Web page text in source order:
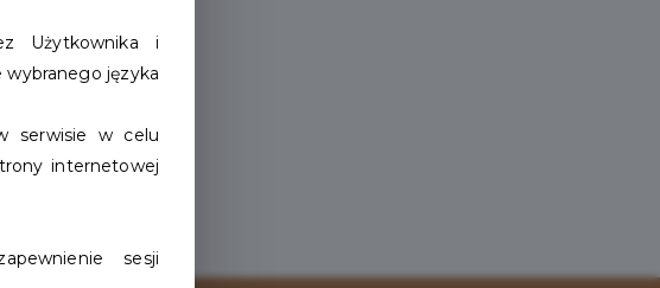
Użytkownika i
wybranego języka
serwisie w celu
internetowej
sesji